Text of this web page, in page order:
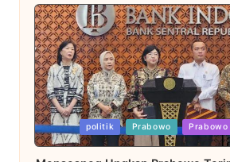
Posted
in
politik Prabowo